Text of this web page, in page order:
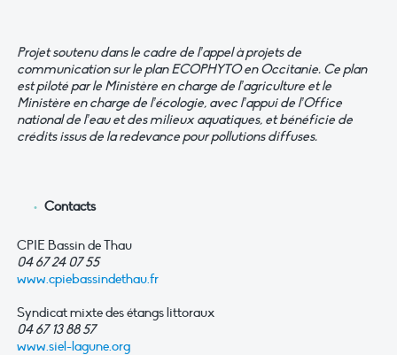
Projet soutenu dans le cadre de l’appel à projets de
communication sur le plan ECOPHYTO en Occitanie. Ce plan
est piloté par le Ministère en charge de l’agriculture et le
Ministère en charge de l’écologie, avec l’appui de l’Office
national de l’eau et des milieux aquatiques, et bénéficie de
crédits issus de la redevance pour pollutions diffuses.
Contacts
CPIE Bassin de Thau
04 67 24 07 55
www.cpiebassindethau.fr
Syndicat mixte des étangs littoraux
04 67 13 88 57
www.siel-lagune.org